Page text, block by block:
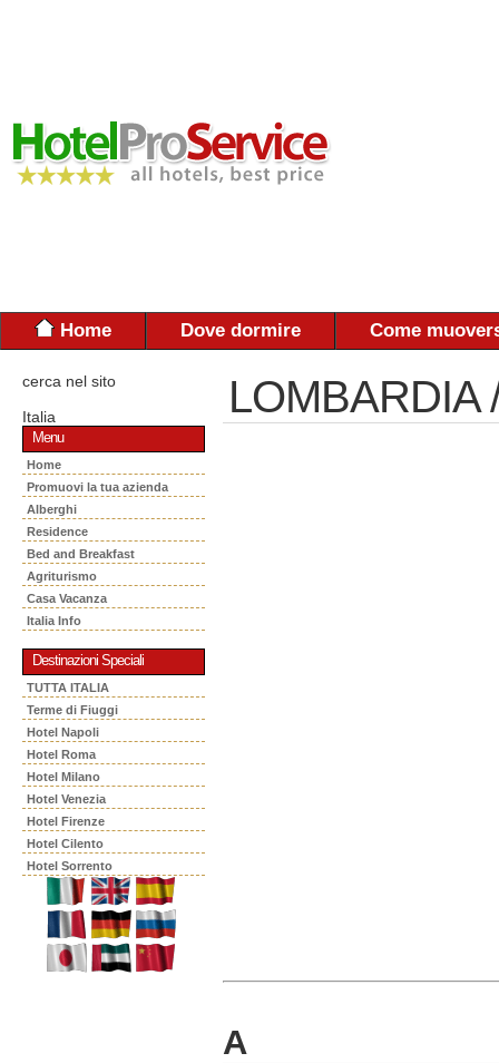
Home Dove dormire Come
cerca nel sito
Italia
Menu
Home
Promuovi la tua azienda
Alberghi
Residence
Bed and Breakfast
Agriturismo
Casa Vacanza
Italia Info
Destinazioni Speciali
TUTTA ITALIA
Terme di Fiuggi
Hotel Napoli
Hotel Roma
Hotel Milano
Hotel Venezia
Hotel Firenze
Hotel Cilento
Hotel Sorrento
LOMBARDIA
A